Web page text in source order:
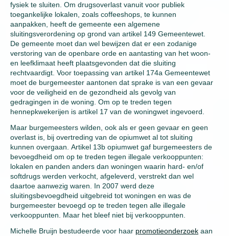
fysiek te sluiten. Om drugsoverlast vanuit voor publiek
toegankelijke lokalen, zoals coffeeshops, te kunnen
aanpakken, heeft de gemeente een algemene
sluitingsverordening op grond van artikel 149 Gemeentewet.
De gemeente moet dan wel bewijzen dat er een zodanige
verstoring van de openbare orde en aantasting van het woon-
en leefklimaat heeft plaatsgevonden dat die sluiting
rechtvaardigt. Voor toepassing van artikel 174a Gemeentewet
moet de burgemeester aantonen dat sprake is van een gevaar
voor de veiligheid en de gezondheid als gevolg van
gedragingen in de woning. Om op te treden tegen
hennepkwekerijen is artikel 17 van de woningwet ingevoerd.
Maar burgemeesters wilden, ook als er geen gevaar en geen
overlast is, bij overtreding van de opiumwet al tot sluiting
kunnen overgaan. Artikel 13b opiumwet gaf burgemeesters de
bevoegdheid om op te treden tegen illegale verkooppunten:
lokalen en panden anders dan woningen waarin hard- en/of
softdrugs werden verkocht, afgeleverd, verstrekt dan wel
daartoe aanwezig waren. In 2007 werd deze
sluitingsbevoegdheid uitgebreid tot woningen en was de
burgemeester bevoegd op te treden tegen alle illegale
verkooppunten. Maar het bleef niet bij verkooppunten.
Michelle Bruijn bestudeerde voor haar promotieonderzoek aan